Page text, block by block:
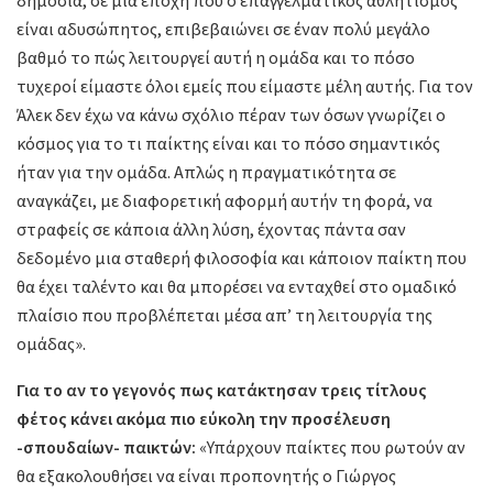
είναι αδυσώπητος, επιβεβαιώνει σε έναν πολύ μεγάλο
βαθμό το πώς λειτουργεί αυτή η ομάδα και το πόσο
τυχεροί είμαστε όλοι εμείς που είμαστε μέλη αυτής. Για τον
Άλεκ δεν έχω να κάνω σχόλιο πέραν των όσων γνωρίζει ο
κόσμος για το τι παίκτης είναι και το πόσο σημαντικός
ήταν για την ομάδα. Απλώς η πραγματικότητα σε
αναγκάζει, με διαφορετική αφορμή αυτήν τη φορά, να
στραφείς σε κάποια άλλη λύση, έχοντας πάντα σαν
δεδομένο μια σταθερή φιλοσοφία και κάποιον παίκτη που
θα έχει ταλέντο και θα μπορέσει να ενταχθεί στο ομαδικό
πλαίσιο που προβλέπεται μέσα απ’ τη λειτουργία της
ομάδας».
Για το αν το γεγονός πως κατάκτησαν τρεις τίτλους
φέτος κάνει ακόμα πιο εύκολη την προσέλευση
-σπουδαίων- παικτών: «Υπάρχουν παίκτες που ρωτούν αν
θα εξακολουθήσει να είναι προπονητής ο Γιώργος